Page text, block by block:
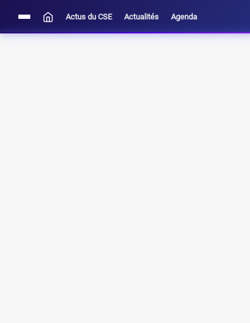
Actus du CSE Actualités Agenda